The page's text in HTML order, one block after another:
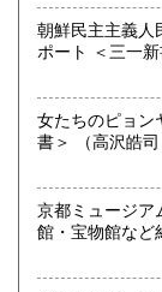
取り扱い分野
哲学宗教、歴史
朝鮮民主主義人
女たちのピョン
書＞ （高沢
京都ミュージア
館・宝物館など約200件を網羅